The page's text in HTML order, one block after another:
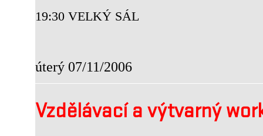
19:30 VELKÝ SÁL
úterý 07/11/2006
Vzdělávací a výtvarný